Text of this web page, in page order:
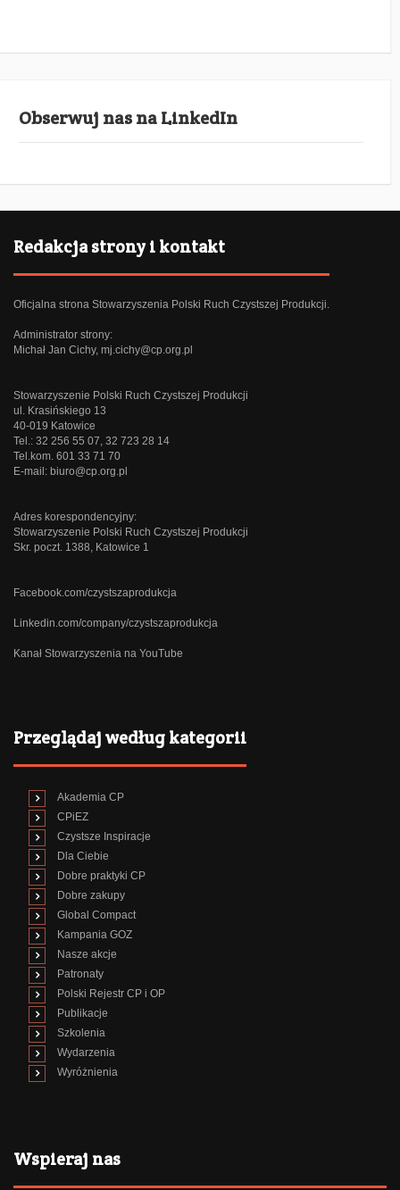
Obserwuj nas na LinkedIn
Redakcja strony i kontakt
Oficjalna strona Stowarzyszenia Polski Ruch Czystszej Produkcji.
Administrator strony:
Michał Jan Cichy, mj.cichy@cp.org.pl
Stowarzyszenie Polski Ruch Czystszej Produkcji
ul. Krasińskiego 13
40-019 Katowice
Tel.: 32 256 55 07, 32 723 28 14
Tel.kom. 601 33 71 70
E-mail: biuro@cp.org.pl
Adres korespondencyjny:
Stowarzyszenie Polski Ruch Czystszej Produkcji
Skr. poczt. 1388, Katowice 1
Facebook.com/czystszaprodukcja
Linkedin.com/company/czystszaprodukcja
Kanał Stowarzyszenia na YouTube
Przeglądaj według kategorii
Akademia CP
CPiEZ
Czystsze Inspiracje
Dla Ciebie
Dobre praktyki CP
Dobre zakupy
Global Compact
Kampania GOZ
Nasze akcje
Patronaty
Polski Rejestr CP i OP
Publikacje
Szkolenia
Wydarzenia
Wyróżnienia
Wspieraj nas